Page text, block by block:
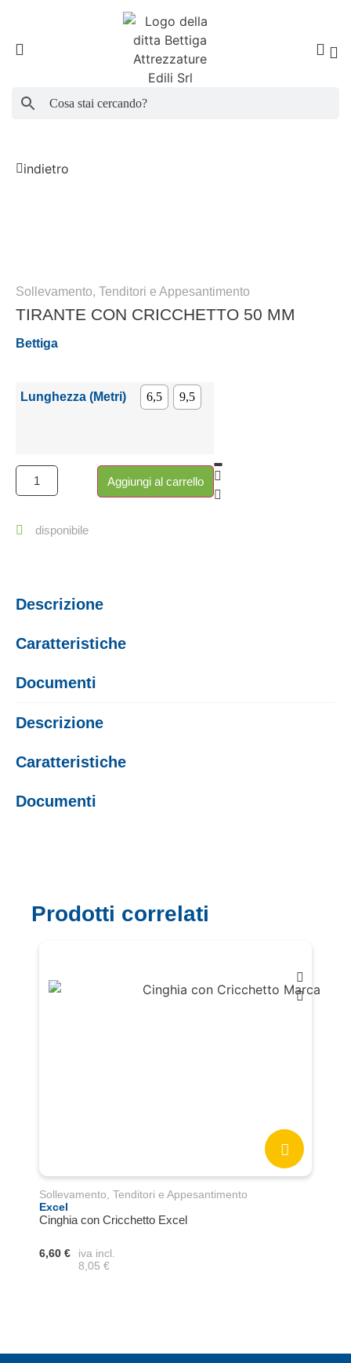
for:
indietro
Sollevamento, Tenditori e Appesantimento
TIRANTE CON CRICCHETTO 50 MM
Bettiga
Lunghezza (Metri) 6,5 9,5
Aggiungi al carrello
disponibile
Descrizione
Caratteristiche
Documenti
Descrizione
Caratteristiche
Documenti
Prodotti correlati
Sollevamento, Tenditori e Appesantimento
Excel
Cinghia con Cricchetto Excel
6,60 €
iva incl.
8,05 €